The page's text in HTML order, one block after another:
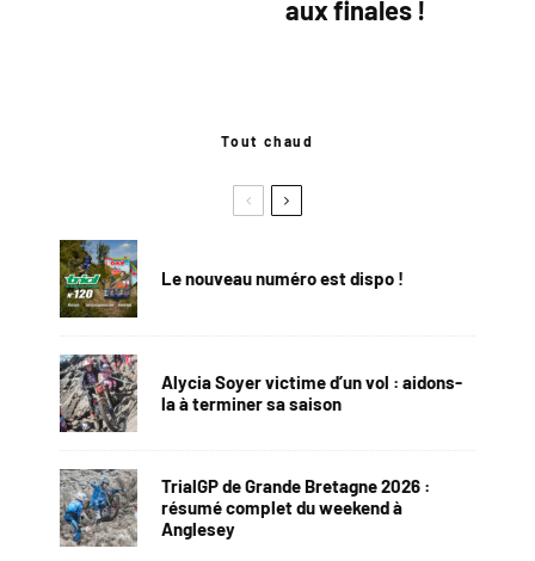
aux finales !
Tout chaud
Le nouveau numéro est dispo !
Alycia Soyer victime d’un vol : aidons-
la à terminer sa saison
TrialGP de Grande Bretagne 2026 :
résumé complet du weekend à
Anglesey